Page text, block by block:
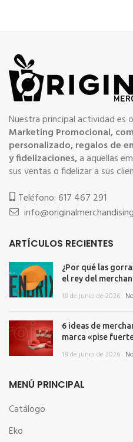
Nuestra principal actividad es
Marketing Promocional,
personalizado, regalos de
y fidelizaciones,a aquellas
sus ventas o fidelizar a sus
Teléfono: 617 467 291
ARTÍCULOS RECIENTES
¿Por qué las
el rey del
18 de junio de 2026
6 ideas de
marca «pise
18 de junio de 2026
MENÚ PRINCIPAL
Catálogo
Eko